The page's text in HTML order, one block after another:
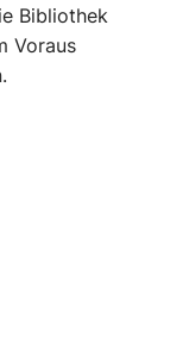
Bibliothek
Voraus